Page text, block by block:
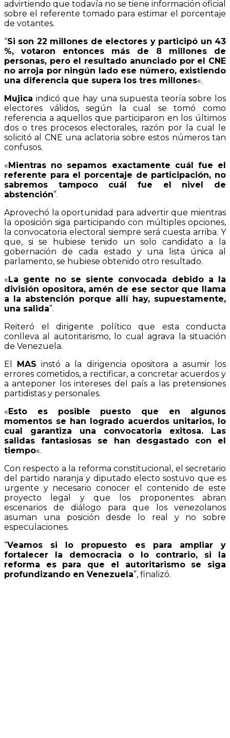
advirtiendo que todavía no se tiene información oficial
sobre el referente tomado para estimar el porcentaje
de votantes.
“Si son 22 millones de electores y participó un 43
%, votaron entonces más de 8 millones de
personas, pero el resultado anunciado por el CNE
no arroja por ningún lado ese número, existiendo
una diferencia que supera los tres millones«.
Mujica indicó que hay una supuesta teoría sobre los
electores válidos, según la cual se tomó como
referencia a aquellos que participaron en los últimos
dos o tres procesos electorales, razón por la cual le
solicitó al CNE una aclatoria sobre estos números tan
confusos.
« Mientras no sepamos exactamente cuál fue el
referente para el porcentaje de participación, no
sabremos tampoco cuál fue el nivel de
abstención”.
Aprovechó la oportunidad para advertir que mientras
la oposición siga participando con múltiples opciones,
la convocatoria electoral siempre será cuesta arriba. Y
que, si se hubiese tenido un solo candidato a la
gobernación de cada estado y una lista única al
parlamento, se hubiese obtenido otro resultado.
« La gente no se siente convocada debido a la
división opositora, amén de ese sector que llama
a la abstención porque allí hay, supuestamente,
una salida”.
Reiteró el dirigente político que esta conducta
conlleva al autoritarismo, lo cual agrava la situación
de Venezuela.
El
MAS instó a la dirigencia opositora a asumir los
errores cometidos, a rectificar, a concretar acuerdos y
a anteponer los intereses del país a las pretensiones
partidistas y personales.
« Esto es posible puesto que en algunos
momentos se han logrado acuerdos unitarios, lo
cual garantiza una convocatoria exitosa. Las
salidas fantasiosas se han desgastado con el
tiempo«.
Con respecto a la reforma constitucional, el secretario
del partido naranja y diputado electo sostuvo que es
urgente y necesario conocer el contenido de este
proyecto legal y que los proponentes abran
escenarios de diálogo para que los venezolanos
asuman una posición desde lo real y no sobre
especulaciones.
“Veamos si lo propuesto es para ampliar y
fortalecer la democracia o lo contrario, si la
reforma es para que el autoritarismo se siga
profundizando en Venezuela”, finalizó.